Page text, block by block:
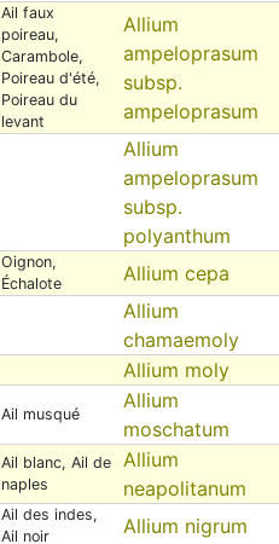
Ail faux
poireau,
Carambole,
Poireau d'été,
Poireau du
levant
Allium
ampeloprasum
subsp.
ampeloprasum
Allium
ampeloprasum
subsp.
polyanthum
Oignon,
Échalote
Allium cepa
Allium
chamaemoly
Allium moly
Ail musqué
Allium
moschatum
Ail blanc, Ail de
naples
Allium
neapolitanum
Ail des indes,
Ail noir
Allium nigrum